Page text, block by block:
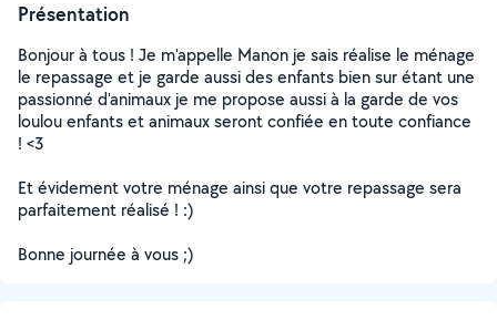
Présentation
Bonjour à tous ! Je m'appelle Manon je sais réalise le ménage
le repassage et je garde aussi des enfants bien sur étant une
passionné d'animaux je me propose aussi à la garde de vos
loulou enfants et animaux seront confiée en toute confiance
! <3
Et évidement votre ménage ainsi que votre repassage sera
parfaitement réalisé ! :)
Bonne journée à vous ;)